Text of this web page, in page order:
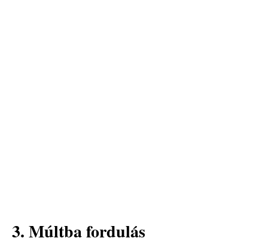
3. Múltba fordulás